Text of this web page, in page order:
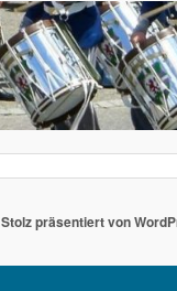
Stolz präsentiert von